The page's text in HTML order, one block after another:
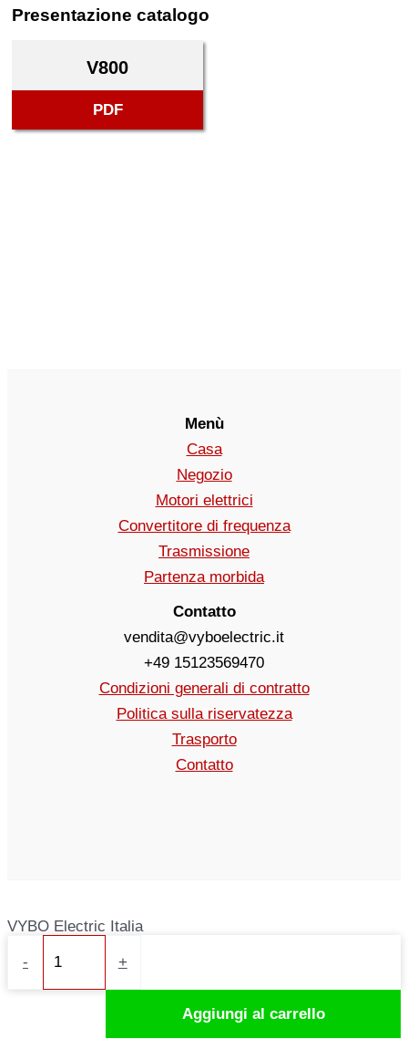
Presentazione catalogo
V800
PDF
Menù
Casa
Negozio
Motori elettrici
Convertitore di frequenza
Trasmissione
Partenza morbida
Contatto
vendita@vyboelectric.it
+49 15123569470
Condizioni generali di contratto
Politica sulla riservatezza
Trasporto
Contatto
VYBO Electric Italia
- +
Aggiungi al carrello